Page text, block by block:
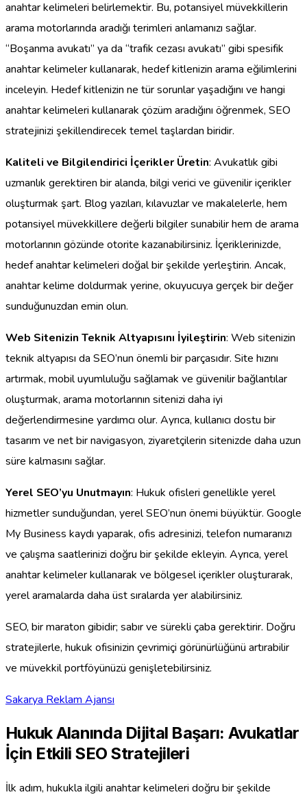
anahtar kelimeleri belirlemektir. Bu, potansiyel müvekkillerin
arama motorlarında aradığı terimleri anlamanızı sağlar.
“Boşanma avukatı” ya da “trafik cezası avukatı” gibi spesifik
anahtar kelimeler kullanarak, hedef kitlenizin arama eğilimlerini
inceleyin. Hedef kitlenizin ne tür sorunlar yaşadığını ve hangi
anahtar kelimeleri kullanarak çözüm aradığını öğrenmek, SEO
stratejinizi şekillendirecek temel taşlardan biridir.
Kaliteli ve Bilgilendirici İçerikler Üretin: Avukatlık gibi
uzmanlık gerektiren bir alanda, bilgi verici ve güvenilir içerikler
oluşturmak şart. Blog yazıları, kılavuzlar ve makalelerle, hem
potansiyel müvekkillere değerli bilgiler sunabilir hem de arama
motorlarının gözünde otorite kazanabilirsiniz. İçeriklerinizde,
hedef anahtar kelimeleri doğal bir şekilde yerleştirin. Ancak,
anahtar kelime doldurmak yerine, okuyucuya gerçek bir değer
sunduğunuzdan emin olun.
Web Sitenizin Teknik Altyapısını İyileştirin: Web sitenizin
teknik altyapısı da SEO’nun önemli bir parçasıdır. Site hızını
artırmak, mobil uyumluluğu sağlamak ve güvenilir bağlantılar
oluşturmak, arama motorlarının sitenizi daha iyi
değerlendirmesine yardımcı olur. Ayrıca, kullanıcı dostu bir
tasarım ve net bir navigasyon, ziyaretçilerin sitenizde daha uzun
süre kalmasını sağlar.
Yerel SEO’yu Unutmayın: Hukuk ofisleri genellikle yerel
hizmetler sunduğundan, yerel SEO’nun önemi büyüktür. Google
My Business kaydı yaparak, ofis adresinizi, telefon numaranızı
ve çalışma saatlerinizi doğru bir şekilde ekleyin. Ayrıca, yerel
anahtar kelimeler kullanarak ve bölgesel içerikler oluşturarak,
yerel aramalarda daha üst sıralarda yer alabilirsiniz.
SEO, bir maraton gibidir; sabır ve sürekli çaba gerektirir. Doğru
stratejilerle, hukuk ofisinizin çevrimiçi görünürlüğünü artırabilir
ve müvekkil portföyünüzü genişletebilirsiniz.
Sakarya Reklam Ajansı
Hukuk Alanında Dijital Başarı: Avukatlar
İçin Etkili SEO Stratejileri
İlk adım, hukukla ilgili anahtar kelimeleri doğru bir şekilde